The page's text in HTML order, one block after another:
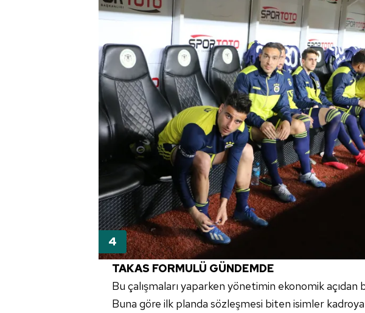
TAKAS FORMULÜ GÜNDEMDE
Bu çalışmaları yaparken yönetimin ekonomik
Buna göre ilk planda sözleşmesi biten isimler